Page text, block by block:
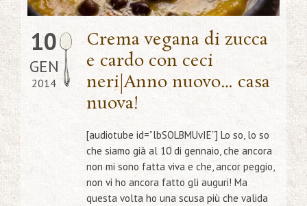
10
GEN
2014
Crema vegana di zucca
e cardo con ceci
neri|Anno nuovo… casa
nuova!
[audiotube id=”lbSOLBMUvIE”] Lo so, lo so
che siamo già al 10 di gennaio, che ancora
non mi sono fatta viva e che, ancor peggio,
non vi ho ancora fatto gli auguri! Ma
questa volta ho una scusa più che valida